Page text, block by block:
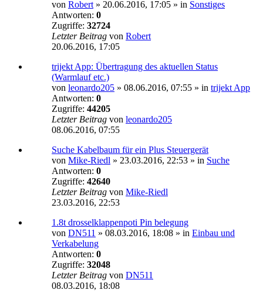
von Robert » 20.06.2016, 17:05 » in Sonstiges
Antworten: 0
Zugriffe: 32724
Letzter Beitrag von Robert
20.06.2016, 17:05
trijekt App: Übertragung des aktuellen Status
(Warmlauf etc.)
von leonardo205 » 08.06.2016, 07:55 » in trijekt App
Antworten: 0
Zugriffe: 44205
Letzter Beitrag von leonardo205
08.06.2016, 07:55
Suche Kabelbaum für ein Plus Steuergerät
von Mike-Riedl » 23.03.2016, 22:53 » in Suche
Antworten: 0
Zugriffe: 42640
Letzter Beitrag von Mike-Riedl
23.03.2016, 22:53
1.8t drosselklappenpoti Pin belegung
von DN511 » 08.03.2016, 18:08 » in Einbau und
Verkabelung
Antworten: 0
Zugriffe: 32048
Letzter Beitrag von DN511
08.03.2016, 18:08